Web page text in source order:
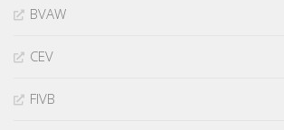
BVAW
CEV
FIVB